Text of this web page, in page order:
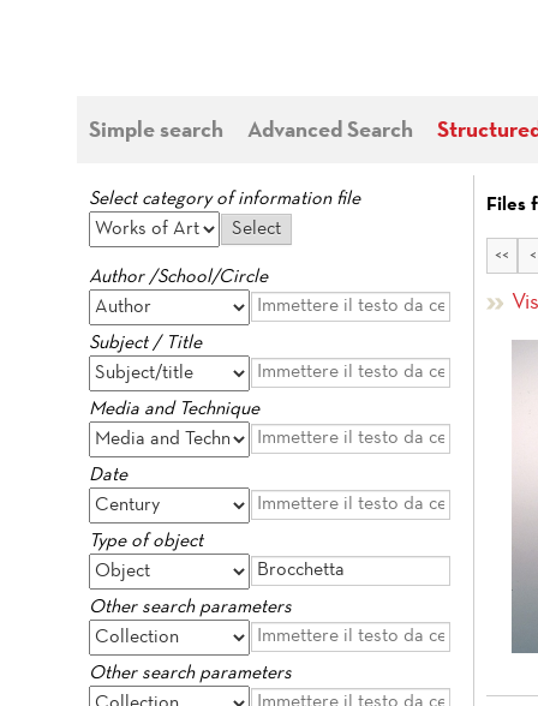
Simple search Advanced Search
Select category of information file
Author /School/Circle
Subject / Title
Media and Technique
Date
Type of object
Other search parameters
Other search parameters
Files
<< <